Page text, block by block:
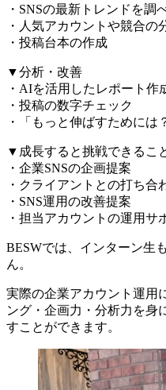
・SNSの最新トレンドを調
・人気アカウントや競合の
・投稿台本の作成
▼分析・改善
・AIを活用したレポート作
・投稿の数字チェック
・「もっと伸ばすためには
▼成長すると挑戦できるこ
・企業SNSの企画提案
・クライアントとの打ち合
・SNS運用の改善提案
・担当アカウントの運用サ
BESWでは、インターン生
ん。
実際の企業アカウント運用
ング・企画力・分析力を身
すことができます。